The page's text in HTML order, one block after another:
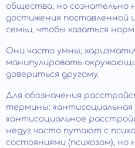
общества, но сознательно
достижения поставленной
семьи, чтобы казаться
Они часто умны,
манипулировать
довериться другому.
Для обозначения
термины: «антисоциальная
«антисоциальное
недуг часто путают с
состояниями (психозом), но